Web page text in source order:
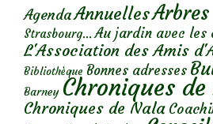
AgendaAnnuelles
Strasbourg... Au jardin avec les
L'Association des Amis
Bibliothèque Bonnes adresses
Barney Chroniques
Chroniques de Nala